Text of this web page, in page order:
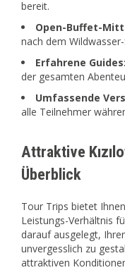
bereit.
Open-Buffet-
nach dem
Erfahrene Guides:
der gesamten
Umfassende
alle Teilnehmer
Attraktive
Überblick
Tour Trips bietet
Leistungs-Verhältnis
darauf ausgelegt,
unvergesslich zu
attraktiven